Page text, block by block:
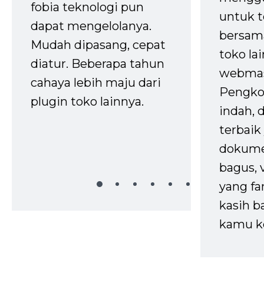
fobia teknologi pun
dapat mengelolanya.
Mudah dipasang, cepat
diatur. Beberapa tahun
cahaya lebih maju dari
plugin toko lainnya.
untuk
toko
indah,
terbaik
bagus,
yang
kasih
kamu